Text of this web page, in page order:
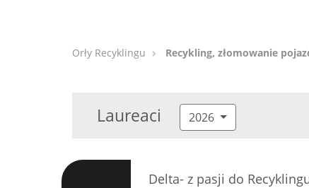
Orły Recyklingu Recykling, złomowanie
Laureaci 2026
Delta- z pasji do